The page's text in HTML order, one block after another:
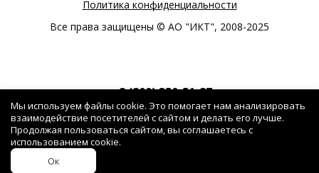
Политика конфиденциальности
Все права защищены © АО "ИКТ", 2008-2025
8 (800) 350-51-87
Звонок бесплатный
rop@iktmail.ru
Мы используем файлы cookie. Это помогает нам анализировать
взаимодействие посетителей с сайтом и делать его лучше.
Продолжая пользоваться сайтом, вы соглашаетесь с
использованием cookie.
Ок